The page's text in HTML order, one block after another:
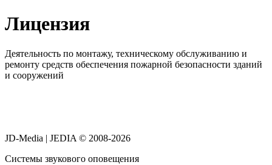
Лицензия
Деятельность по монтажу, техническому обслуживанию и
ремонту средств обеспечения пожарной безопасности зданий
и сооружений
JD-Media | JEDIA © 2008-2026
Системы звукового оповещения